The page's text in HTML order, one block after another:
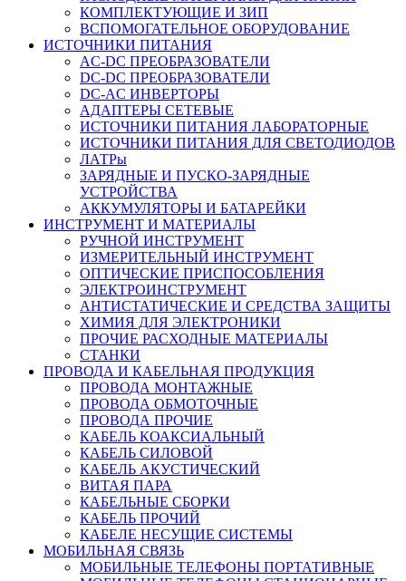
КОМПЛЕКТУЮЩИЕ И ЗИП
ВСПОМОГАТЕЛЬНОЕ ОБОРУДОВАНИЕ
ИСТОЧНИКИ ПИТАНИЯ
AC-DC ПРЕОБРАЗОВАТЕЛИ
DC-DC ПРЕОБРАЗОВАТЕЛИ
DC-AC ИНВЕРТОРЫ
АДАПТЕРЫ СЕТЕВЫЕ
ИСТОЧНИКИ ПИТАНИЯ ЛАБОРАТОРНЫЕ
ИСТОЧНИКИ ПИТАНИЯ ДЛЯ СВЕТОДИОДОВ
ЛАТРы
ЗАРЯДНЫЕ И ПУСКО-ЗАРЯДНЫЕ
УСТРОЙСТВА
АККУМУЛЯТОРЫ И БАТАРЕЙКИ
ИНСТРУМЕНТ И МАТЕРИАЛЫ
РУЧНОЙ ИНСТРУМЕНТ
ИЗМЕРИТЕЛЬНЫЙ ИНСТРУМЕНТ
ОПТИЧЕСКИЕ ПРИСПОСОБЛЕНИЯ
ЭЛЕКТРОИНСТРУМЕНТ
АНТИСТАТИЧЕСКИЕ И СРЕДСТВА ЗАЩИТЫ
ХИМИЯ ДЛЯ ЭЛЕКТРОНИКИ
ПРОЧИЕ РАСХОДНЫЕ МАТЕРИАЛЫ
СТАНКИ
ПРОВОДА И КАБЕЛЬНАЯ ПРОДУКЦИЯ
ПРОВОДА МОНТАЖНЫЕ
ПРОВОДА ОБМОТОЧНЫЕ
ПРОВОДА ПРОЧИЕ
КАБЕЛЬ КОАКСИАЛЬНЫЙ
КАБЕЛЬ СИЛОВОЙ
КАБЕЛЬ АКУСТИЧЕСКИЙ
ВИТАЯ ПАРА
КАБЕЛЬНЫЕ СБОРКИ
КАБЕЛЬ ПРОЧИЙ
КАБЕЛЕ НЕСУЩИЕ СИСТЕМЫ
МОБИЛЬНАЯ СВЯЗЬ
МОБИЛЬНЫЕ ТЕЛЕФОНЫ ПОРТАТИВНЫЕ